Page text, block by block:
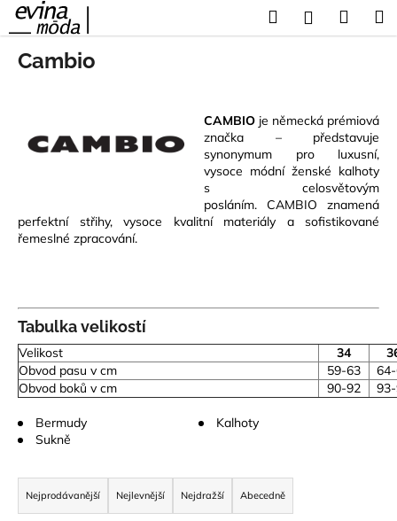
Přejít
obsah
HledatPřihlášení
Cambio
CAMBIO je německá prémiová
značka – představuje
synonymum pro luxusní,
vysoce módní ženské kalhoty
s celosvětovým
posláním. CAMBIO znamená
perfektní střihy, vysoce kvalitní materiály a sofistikované
řemeslné zpracování.
Tabulka velikostí
Velikost 34
Obvod pasu v cm
59-63
Obvod boků v cm
90-92
Bermudy
Kalhoty
Sukně
Ř
aNejprodávanější Nejlevnější Nejdražší Abecedně
o
p
ř
e
j
e
t
e
n
a
j
?